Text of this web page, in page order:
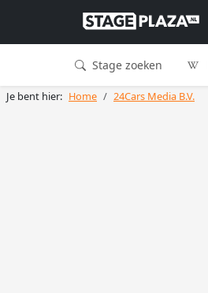
Stage zoeken
Je bent hier: Home 24Cars Media B.V.